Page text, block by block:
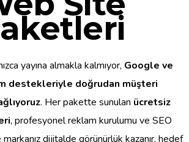
yayına almakla kalmıyor, Google ve
destekleriyle doğrudan müşteri
. Her pakette sunulan ücretsiz
, profesyonel reklam kurulumu ve SEO
markanız dijitalde görünürlük kazanır, hedef